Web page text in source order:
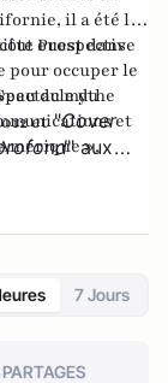
il a été le
ouest dans
pour occuper le
du
et
».
Prospective
du mythe
et "Cover
" aux
7 Jours